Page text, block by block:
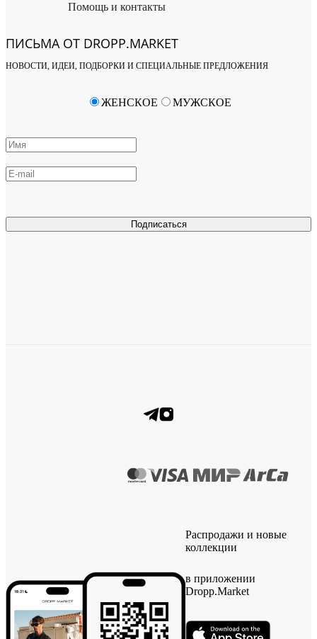
Помощь и контакты
ПИСЬМА ОТ DROPP.MARKET
НОВОСТИ, ИДЕИ, ПОДБОРКИ И СПЕЦИАЛЬНЫЕ ПРЕДЛОЖЕНИЯ
Подписаться
ЖЕНСКОЕ МУЖСКОЕ
Распродажи и новые
коллекции
в приложении
Dropp.Market